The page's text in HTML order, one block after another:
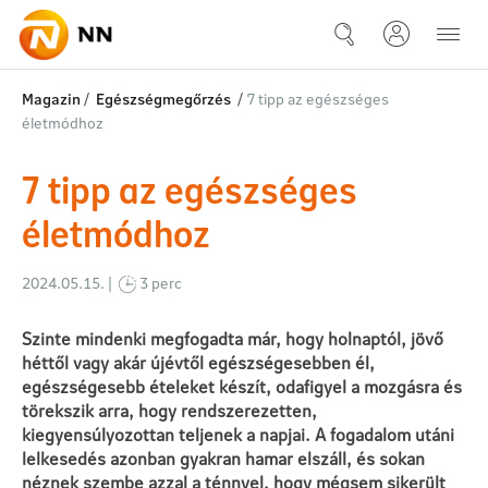
Ugrás a fő tartalomhoz
7 tipp az egészséges
Magazin / Egészségmegőrzés / 7 tipp az egészséges
életmódhoz
7 tipp az egészséges
életmódhoz
2024.05.15. | 3 perc
Szinte mindenki megfogadta már, hogy holnaptól, jövő
héttől vagy akár újévtől egészségesebben él,
egészségesebb ételeket készít, odafigyel a mozgásra és
törekszik arra, hogy rendszerezetten,
kiegyensúlyozottan teljenek a napjai. A fogadalom utáni
lelkesedés azonban gyakran hamar elszáll, és sokan
néznek szembe azzal a ténnyel, hogy mégsem sikerült